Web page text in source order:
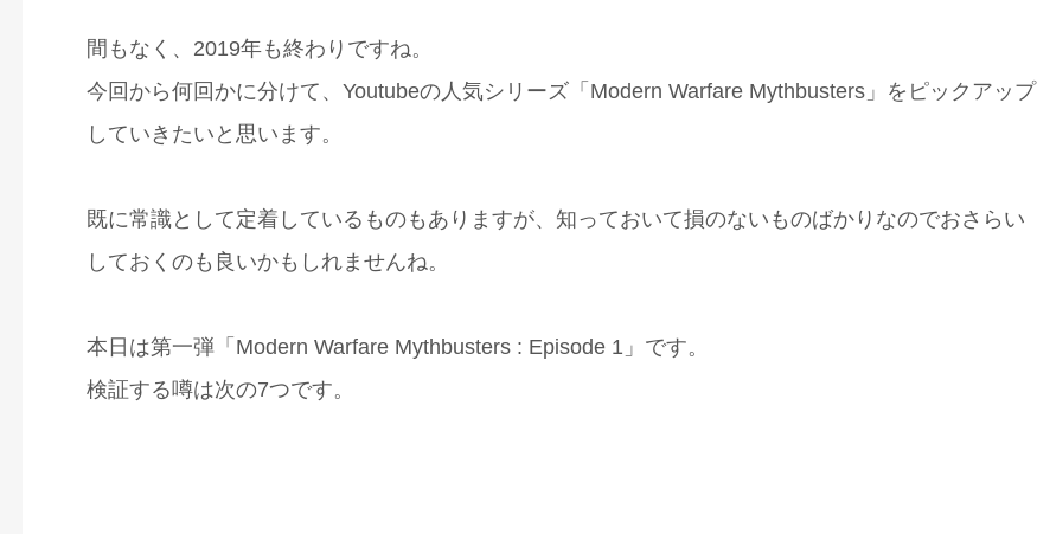
間もなく、2019年も終わりですね。
今回から何回かに分けて、Youtubeの人気シリーズ「Modern Warfare Mythbusters」をピックアップ
していきたいと思います。
既に常識として定着しているものもありますが、知っておいて損のないものばかりなのでおさらい
しておくのも良いかもしれませんね。
本日は第一弾「Modern Warfare Mythbusters : Episode 1」です。
検証する噂は次の7つです。